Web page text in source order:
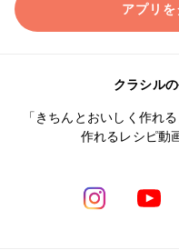
アプリ
クラシル
「きちんとおいしく作れ
作れるレシピ動